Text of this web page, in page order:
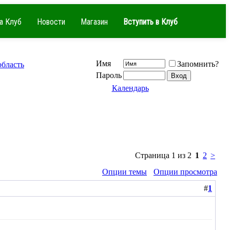
Клуб Новости Магазин Вступить в Клуб
Имя
Запомнить?
Пароль
Календарь
Страница 1 из 2 1 2 >
Опции темы
Опции просмотра
#1